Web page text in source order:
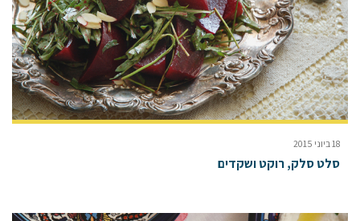
18 ביוני 2015
סלט סלק, רוקט ושקדים